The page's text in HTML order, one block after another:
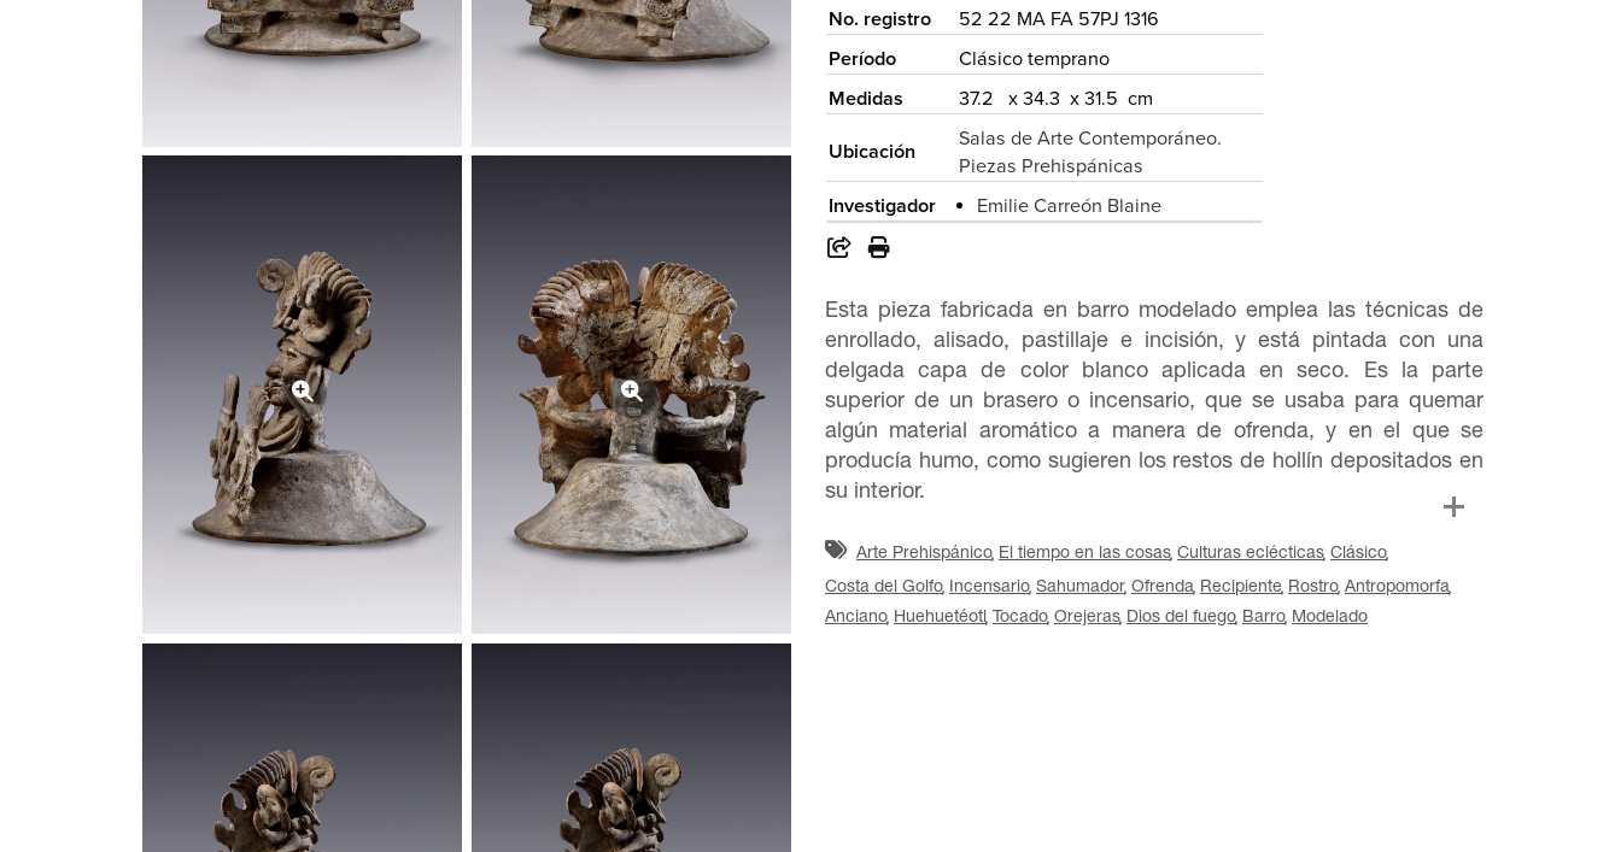
No. registro
52 22 MA FA 57PJ 1316
Período
Clásico temprano
Medidas
37.2 x 34.3 x 31.5 cm
Ubicación
Salas de Arte Contemporáneo.
Piezas Prehispánicas
Investigador
Emilie Carreón Blaine
Esta pieza fabricada en barro modelado emplea las técnicas de
enrollado, alisado, pastillaje e incisión, y está pintada con una
delgada capa de color blanco aplicada en seco. Es la parte
superior de un brasero o incensario, que se usaba para quemar
algún material aromático a manera de ofrenda, y en el que se
producía humo, como sugieren los restos de hollín depositados en
su interior.
Arte Prehispánico El tiempo en las cosas Culturas eclécticas Clásico
Costa del Golfo Incensario Sahumador Ofrenda Recipiente Rostro Antropomorfa
Anciano Huehuetéotl Tocado Orejeras Dios del fuego Barro Modelado